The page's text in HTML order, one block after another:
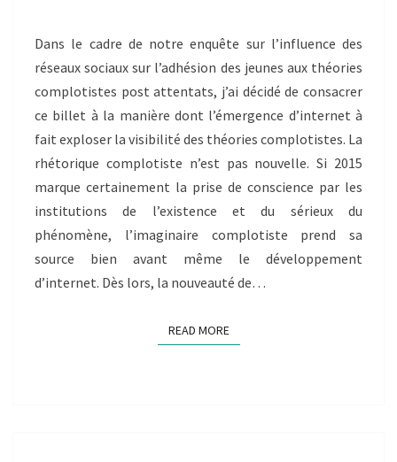
XAVIER
BERNOUD
Dans le cadre de notre enquête sur l’influence des
réseaux sociaux sur l’adhésion des jeunes aux théories
complotistes post attentats, j’ai décidé de consacrer
ce billet à la manière dont l’émergence d’internet à
fait exploser la visibilité des théories complotistes. La
rhétorique complotiste n’est pas nouvelle. Si 2015
marque certainement la prise de conscience par les
institutions de l’existence et du sérieux du
phénomène, l’imaginaire complotiste prend sa
source bien avant même le développement
d’internet. Dès lors, la nouveauté de…
READ MOREREAD MORE